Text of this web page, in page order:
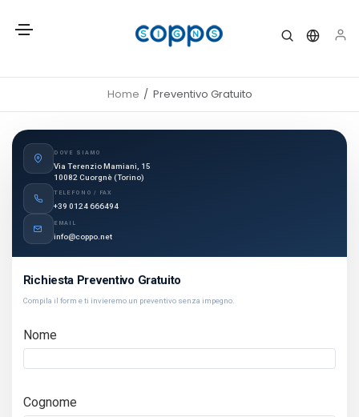
Home Preventivo Gratuito
DOVE SIAMO
Via Terenzio Mamiani, 15
10082 Cuorgnè (Torino)
TELEFONO / FAX
+39 0124 666494
EMAIL
info@coppo.net
Richiesta Preventivo Gratuito
Compila il form e ti invieremo un preventivo senza impegno.
Nome
Cognome